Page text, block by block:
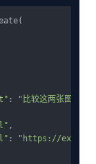
:
"比较这两张图片的
,
:
"https://